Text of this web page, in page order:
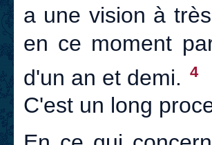
a une vision à
en ce moment
d'un an et demi. 4
C'est un long